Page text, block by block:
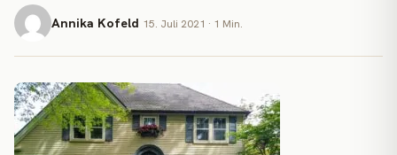
Annika Kofeld 15. Juli 2021 · 1 Min.